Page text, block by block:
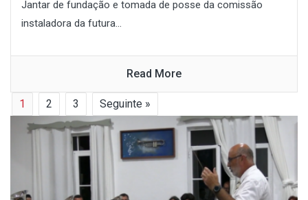
Jantar de fundação e tomada de posse da comissão
instaladora da futura...
Read More
1 2 3 Seguinte »